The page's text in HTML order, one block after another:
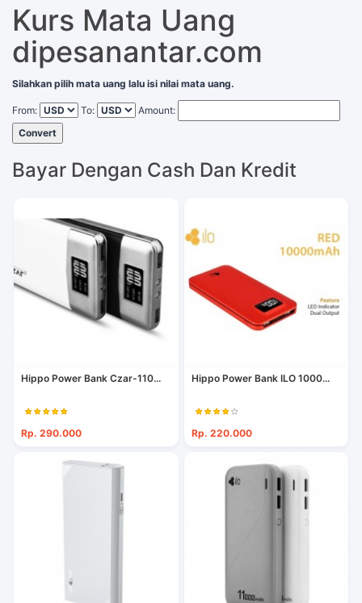
Kurs Mata Uang
dipesanantar.com
Silahkan pilih mata uang lalu isi nilai mata uang.
From: To:
Amount:
Convert
Bayar Dengan Cash Dan Kredit
Hippo Power Bank Czar-110...
Rp. 290.000
Hippo Power Bank ILO 1000...
Rp. 220.000